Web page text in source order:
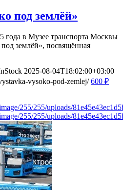
под землёй»
года в Музее транспорта Москвы
землёй», посвящённая
2025-08-04T18:02:00+03:00
vysoko-pod-zemlej/ 600 ₽
255/255/uploads/
255/255/uploads/